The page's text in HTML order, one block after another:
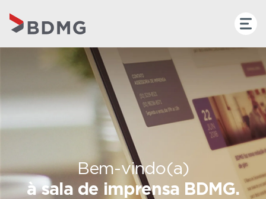
Bem-vindo(a)
à sala de imprensa BDMG.